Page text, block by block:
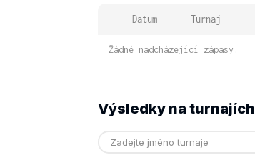
Datum Turnaj
Žádné nadcházející zápasy.
Výsledky na turnajích